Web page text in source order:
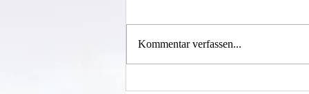
Wechselklamotten
Kommentar verfassen...